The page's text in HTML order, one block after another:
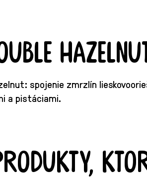
spojenie zmrzlín
a pistáciami.